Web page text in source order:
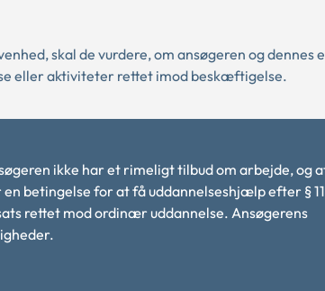
skal de vurdere, om ansøgeren og dennes
eller aktiviteter rettet imod beskæftigelse.
ikke har et rimeligt tilbud om arbejde, og
betingelse for at få uddannelseshjælp efter §
rettet mod ordinær uddannelse. Ansøgerens